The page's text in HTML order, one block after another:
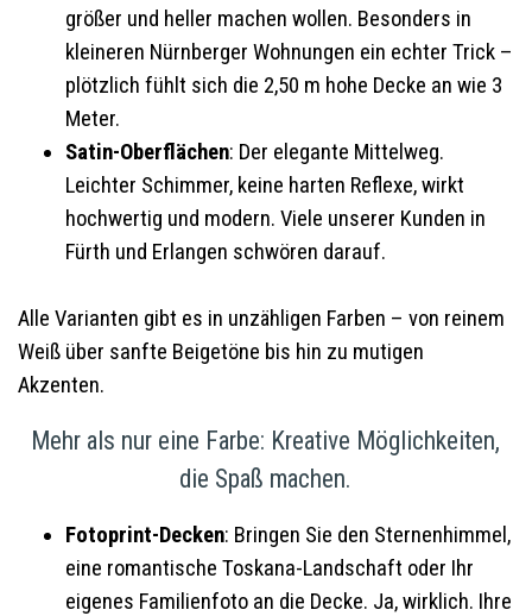
größer und heller machen wollen. Besonders in
kleineren Nürnberger Wohnungen ein echter Trick –
plötzlich fühlt sich die 2,50 m hohe Decke an wie 3
Meter.
Satin-Oberflächen: Der elegante Mittelweg.
Leichter Schimmer, keine harten Reflexe, wirkt
hochwertig und modern. Viele unserer Kunden in
Fürth und Erlangen schwören darauf.
Alle Varianten gibt es in unzähligen Farben – von reinem
Weiß über sanfte Beigetöne bis hin zu mutigen
Akzenten.
Mehr als nur eine Farbe: Kreative Möglichkeiten,
die Spaß machen.
Fotoprint-Decken: Bringen Sie den Sternenhimmel,
eine romantische Toskana-Landschaft oder Ihr
eigenes Familienfoto an die Decke. Ja, wirklich. Ihre